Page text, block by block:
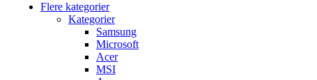
Flere kategorier
Kategorier
Samsung
Microsoft
Acer
MSI